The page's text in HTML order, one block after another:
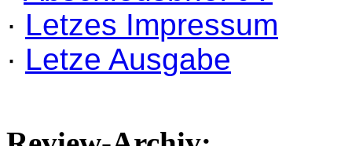
· Letzes Impressum
· Letze Ausgabe